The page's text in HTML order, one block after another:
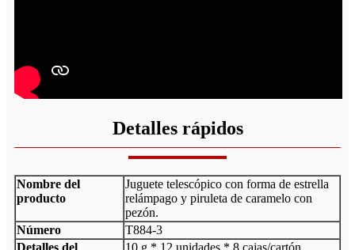
Detalles rápidos
Nombre del
producto
Juguete telescópico con forma de estrella
relámpago y piruleta de caramelo con
pezón.
Número
T884-3
Detalles del
10 g * 12 unidades * 8 cajas/cartón